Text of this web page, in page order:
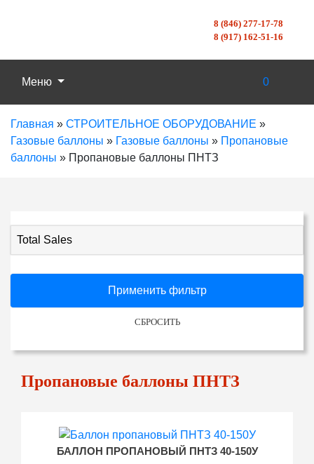
8 (846) 277-17-78
8 (917) 162-51-16
Меню 0
Главная » СТРОИТЕЛЬНОЕ ОБОРУДОВАНИЕ »
Газовые баллоны » Газовые баллоны » Пропановые
баллоны » Пропановые баллоны ПНТЗ
Total Sales
Применить фильтр
СБРОСИТЬ
Пропановые баллоны ПНТЗ
БАЛЛОН ПРОПАНОВЫЙ ПНТЗ 40-150У